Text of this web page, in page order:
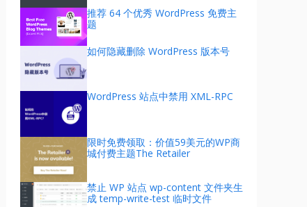
推荐 64 个优秀 WordPress 免费主
题
如何隐藏删除 WordPress 版本号
WordPress 站点中禁用 XML-RPC
限时免费领取：价值59美元的WP商
城付费主题The Retailer
禁止 WP 站点 wp-content 文件夹生
成 temp-write-test 临时文件